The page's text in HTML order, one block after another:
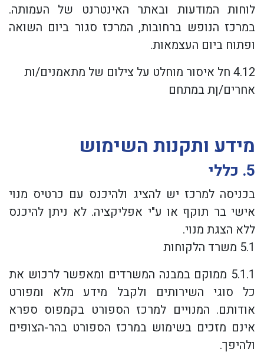
לוחות המודעות ובאתר האינטרנט של העמותה.
במרכז הנופש ברחובות, המרכז סגור ביום השואה
ופתוח ביום העצמאות.
4.12 חל איסור מוחלט על צילום של מתאמנים/ות
אחרים/ןת במתחם
מידע ותקנות השימוש
5. כללי
בכניסה למרכז יש להציג ולהיכנס עם כרטיס מנוי
אישי בר תוקף או ע"י אפליקציה. לא ניתן להיכנס
ללא הצגת מנוי.
5.1 משרד הלקוחות
5.1.1 ממוקם במבנה המשרדים ומאפשר לרכוש את
כל סוגי השירותים ולקבל מידע מלא ומפורט
אודותם. המנויים למרכז הספורט בקמפוס ספרא
אינם מזכים בשימוש במרכז הספורט בהר-הצופים
ולהיפך.